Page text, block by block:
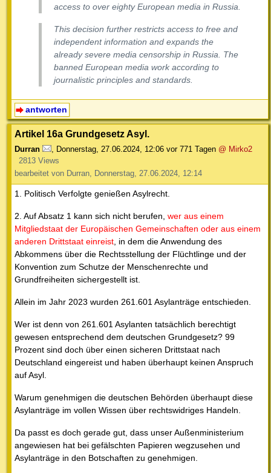
access to over eighty European media in Russia.
This decision further restricts access to free and
independent information and expands the
already severe media censorship in Russia. The
banned European media work according to
journalistic principles and standards.
antworten
Artikel 16a Grundgesetz Asyl.
Durran Donnerstag, 27.06.2024, 12:06 vor 771 Tagen @ Mirko2
2813 Views
bearbeitet von Durran, Donnerstag, 27.06.2024, 12:14
1. Politisch Verfolgte genießen Asylrecht.
2. Auf Absatz 1 kann sich nicht berufen, wer aus einem
Mitgliedstaat der Europäischen Gemeinschaften oder aus einem
anderen Drittstaat einreist , in dem die Anwendung des
Abkommens über die Rechtsstellung der Flüchtlinge und der
Konvention zum Schutze der Menschenrechte und
Grundfreiheiten sichergestellt ist.
Allein im Jahr 2023 wurden 261.601 Asylanträge entschieden.
Wer ist denn von 261.601 Asylanten tatsächlich berechtigt
gewesen entsprechend dem deutschen Grundgesetz? 99
Prozent sind doch über einen sicheren Drittstaat nach
Deutschland eingereist und haben überhaupt keinen Anspruch
auf Asyl.
Warum genehmigen die deutschen Behörden überhaupt diese
Asylanträge im vollen Wissen über rechtswidriges Handeln.
Da passt es doch gerade gut, dass unser Außenministerium
angewiesen hat bei gefälschten Papieren wegzusehen und
Asylanträge in den Botschaften zu genehmigen.